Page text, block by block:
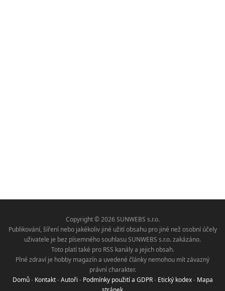
Copyright © 2026 SUNWEBS s.r.o.
Publikování, šíření nebo jakékoliv jiné užití obsahu pro jiné než osobní účely
uživatele je bez písemného souhlasu SUNWEBS s.r.o. zakázáno.
Toto platí také pro RSS kanály a jejich obsah.
Plné zdraví je hobby magazín a uvedené články nemohou mít závazný
právní charakter.
Domů- Kontakt-Autoři - Podmínky použití a GDPR- Etický kodex- Mapa